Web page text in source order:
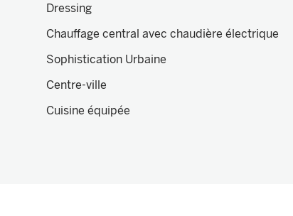
Dressing
Chauffage central avec chaudière électrique
Sophistication Urbaine
Centre-ville
Cuisine équipée